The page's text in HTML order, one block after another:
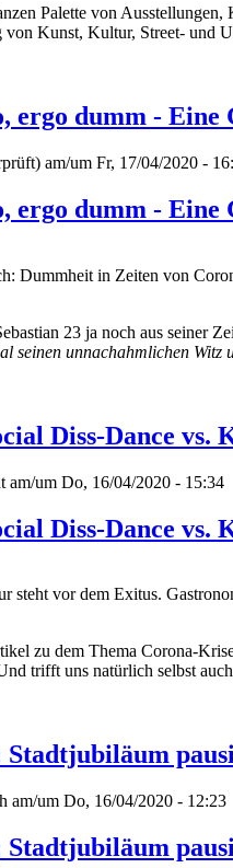
Palette von
von Kunst, Kultur, Street-
ergo dumm -
am/um Fr, 17/04/2020 -
ergo dumm -
Dummheit in Zeiten von
23 ja noch aus seiner
seinen unnachahmlichen
Diss-Dance
am/um Do, 16/04/2020 - 15:34
Diss-Dance
steht vor dem Exitus.
zu dem Thema Corona-
trifft uns natürlich selbst
am/um Do, 16/04/2020 - 12:23